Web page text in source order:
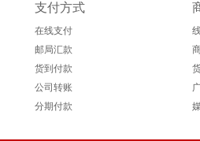
支付方式
在线支付
邮局汇款
货到付款
公司转账
分期付款